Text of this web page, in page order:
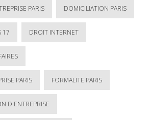
PARIS DOMICILIATION PARIS
17 DROIT INTERNET
PARIS FORMALITE PARIS
D'ENTREPRISE